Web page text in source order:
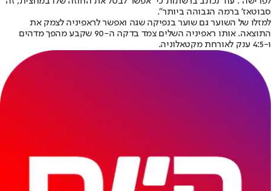
סבוטאז' ברמה הגבוהה ביותר".
למזלו של השוער גם שוער בנפיקה שגה ואפשר לראפיניה לצמק את
התוצאה. אותו ראפיניה השלים צמד בדקה ה-90 שקבע מהפך מדהים
ו-4:5 ענק לאורחת מקטאלוניה.